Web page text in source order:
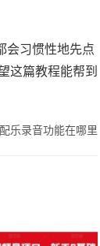
会习惯性地先点
这篇教程能帮到
乐录音功能在哪里